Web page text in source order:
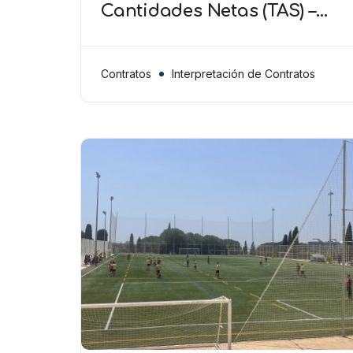
Cantidades Netas (TAS) –
recibidos” se refiere a la
suma neta tras
deducciones de
solidaridad/formación
Contratos Interpretación de Contratos